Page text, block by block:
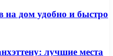
на дом удобно и быстро
лучшие места